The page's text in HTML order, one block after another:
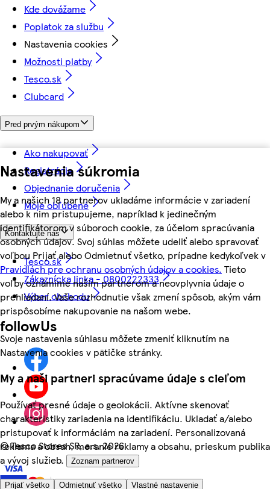
Nastavenia súkromia
My a našich 18 partnerov ukladáme informácie v zariadení
alebo k nim pristupujeme, napríklad k jedinečným
identifikátorom v súboroch cookie, za účelom spracúvania
osobných údajov. Svoj súhlas môžete udeliť alebo spravovať
voľbou Prijať alebo Odmietnuť všetko, prípadne kedykoľvek v
Pravidlách pre ochranu osobných údajov a cookies. Tieto
voľby oznámime našim partnerom a neovplyvnia údaje o
prehliadaní. Vaše rozhodnutie však zmení spôsob, akým vám
prispôsobíme nakupovanie na našom webe.
Svoje nastavenia súhlasu môžete zmeniť kliknutím na
Nastavenia cookies v pätičke stránky.
My a naši partneri spracúvame údaje s cieľom
Používať presné údaje o geolokácii. Aktívne skenovať
charakteristiky zariadenia na identifikáciu. Ukladať a/alebo
pristupovať k informáciám na zariadení. Personalizovaná
reklama a obsah, meranie reklamy a obsahu, prieskum publika
a vývoj služieb.
Zoznam partnerov
Prijať všetko Odmietnuť všetko Vlastné nastavenie
Kde dovážame
Poplatok za službu
Nastavenia cookies
Možnosti platby
Tesco.sk
Clubcard
Pred prvým nákupom
Ako nakupovať
Registrácia
Objednanie doručenia
Moje obľúbené
Kontaktujte nás
Tesco.sk
Zákaznícka linka - 0800222333
Výber obchodu
followUs
©Tesco Stores SR, a.s. 2026